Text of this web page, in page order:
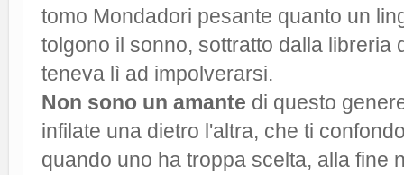
tomo Mondadori pesante quanto un
tolgono il sonno, sottratto dalla libreria
teneva lì ad impolverarsi.
Non sono un amante di questo
infilate una dietro l'altra, che ti
quando uno ha troppa scelta, alla fine